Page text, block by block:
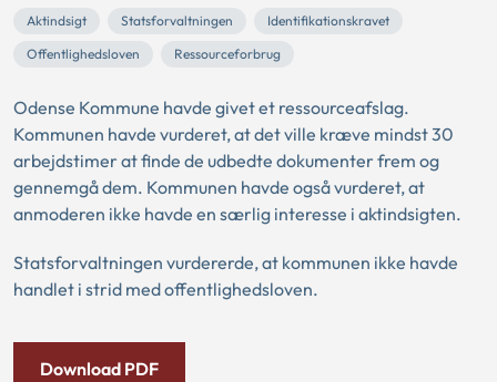
Aktindsigt Statsforvaltningen
Identifikationskravet
Offentlighedsloven
Ressourceforbrug
Odense Kommune havde givet et ressourceafslag.
Kommunen havde vurderet, at det ville kræve mindst 30
arbejdstimer at finde de udbedte dokumenter frem og
gennemgå dem. Kommunen havde også vurderet, at
anmoderen ikke havde en særlig interesse i aktindsigten.
Statsforvaltningen vurdererde, at kommunen ikke havde
handlet i strid med offentlighedsloven.
Download PDF